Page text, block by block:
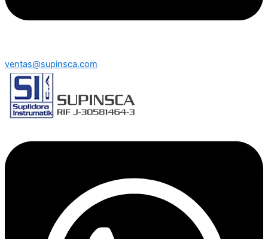
ventas@supinsca.com